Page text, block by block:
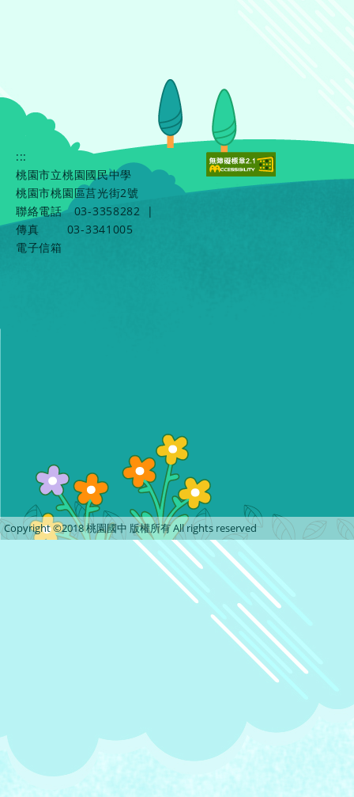
:::
桃園市立桃園國民中學
桃園市桃園區莒光街2號
聯絡電話
03-3358282
|
傳真
03-3341005
電子信箱
Copyright ©2018 桃園國中 版權所有 All rights reserved